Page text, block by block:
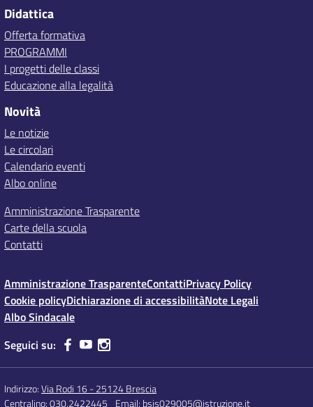
Didattica
Offerta formativa
PROGRAMMI
I progetti delle classi
Educazione alla legalità
Novità
Le notizie
Le circolari
Calendario eventi
Albo online
Amministrazione Trasparente
Carte della scuola
Contatti
Amministrazione TrasparenteContattiPrivacy Policy
Cookie policyDichiarazione di accessibilitàNote Legali
Albo Sindacale
Seguici su:
Indirizzo:Via Rodi 16 - 25124 Brescia
Centralino:030.2422445 Email: bsis029005@istruzione.it